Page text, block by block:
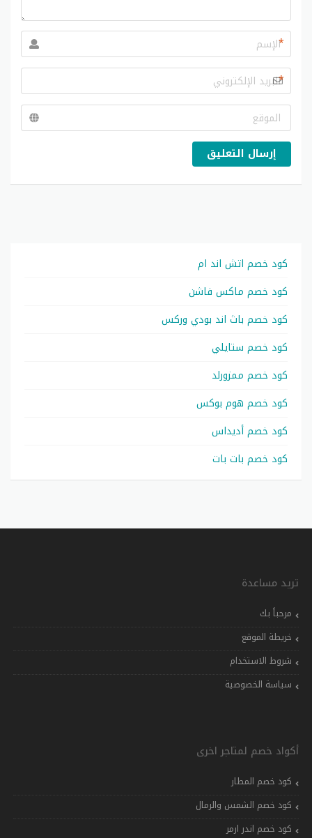
*
*
إرسال التعليق
كود خصم اتش اند ام
كود خصم ماكس فاشن
كود خصم باث اند بودي وركس
كود خصم ستايلي
كود خصم ممزورلد
كود خصم هوم بوكس
كود خصم أديداس
كود خصم بات بات
تريد مساعدة
مرحباً بك
خريطة الموقع
شروط الاستخدام
سياسة الخصوصية
أكواد خصم لمتاجر اخرى
كود خصم المطار
كود خصم الشمس والرمال
كود خصم اندر ارمر